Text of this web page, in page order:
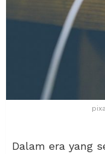
Dalam era yang